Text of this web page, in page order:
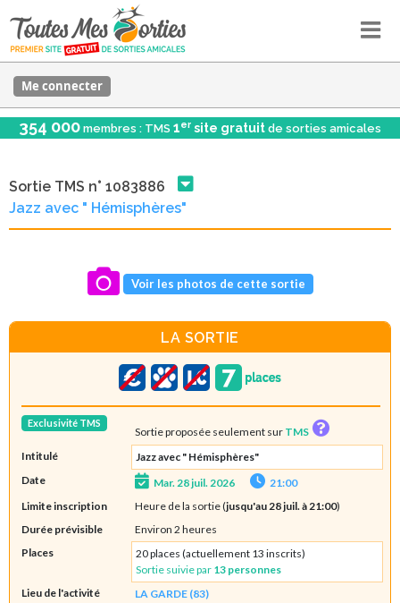
Me connecter
354 000 membres : TMS 1er site gratuit de sorties amicales
Sortie TMS n° 1083886
Jazz avec " Hémisphères"
Voir les photos de cette sortie
LA SORTIE
Exclusivité TMS
Sortie proposée seulement sur TMS
Intitulé
Jazz avec " Hémisphères"
Date
Mar. 28 juil. 2026
21:00
Limite inscription
Heure de la sortie (jusqu'au 28 juil. à 21:00)
Durée prévisible
Environ 2 heures
Places
20 places (actuellement 13 inscrits)
Sortie suivie par 13 personnes
Lieu de l'activité
LA GARDE (83)